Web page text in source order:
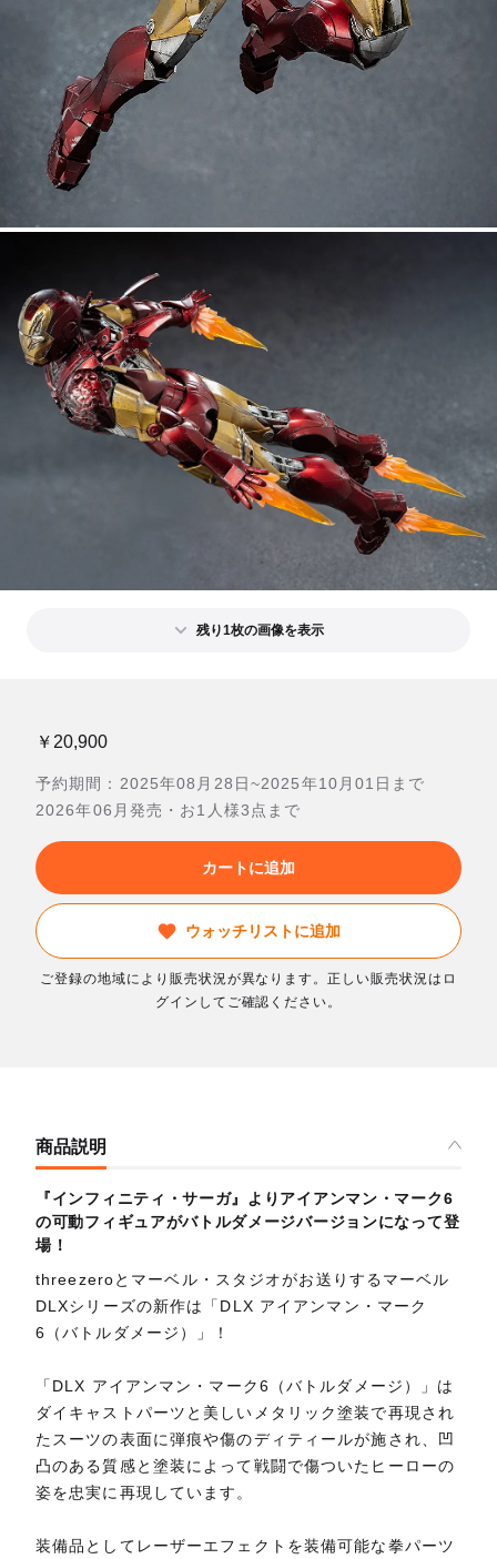
残り1枚の画像を表示
￥20,900
予約期間：2025年08月28日~2025年10月01日まで
2026年06月発売・お1人様3点まで
カートに追加
ウォッチリストに追加
ご登録の地域により販売状況が異なります。正しい販売状況はロ
グインしてご確認ください。
商品説明
『インフィニティ・サーガ』よりアイアンマン・マーク6
の可動フィギュアがバトルダメージバージョンになって登
場！
threezeroとマーベル・スタジオがお送りするマーベル
DLXシリーズの新作は「DLX アイアンマン・マーク
6（バトルダメージ）」！
「DLX アイアンマン・マーク6（バトルダメージ）」は
ダイキャストパーツと美しいメタリック塗装で再現され
たスーツの表面に弾痕や傷のディティールが施され、凹
凸のある質感と塗装によって戦闘で傷ついたヒーローの
姿を忠実に再現しています。
装備品としてレーザーエフェクトを装備可能な拳パーツ